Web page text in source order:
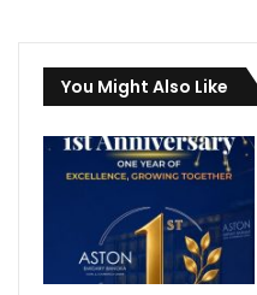
You Might Also Like